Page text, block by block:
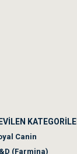
Akşam
Canin
(Farmina)